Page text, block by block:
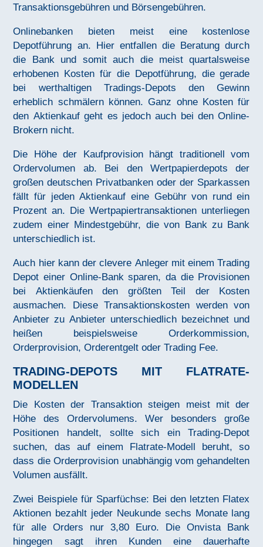
Transaktionsgebühren und Börsengebühren.
Onlinebanken bieten meist eine kostenlose
Depotführung an. Hier entfallen die Beratung durch
die Bank und somit auch die meist quartalsweise
erhobenen Kosten für die Depotführung, die gerade
bei werthaltigen Tradings-Depots den Gewinn
erheblich schmälern können. Ganz ohne Kosten für
den Aktienkauf geht es jedoch auch bei den Online-
Brokern nicht.
Die Höhe der Kaufprovision hängt traditionell vom
Ordervolumen ab. Bei den Wertpapierdepots der
großen deutschen Privatbanken oder der Sparkassen
fällt für jeden Aktienkauf eine Gebühr von rund ein
Prozent an. Die Wertpapiertransaktionen unterliegen
zudem einer Mindestgebühr, die von Bank zu Bank
unterschiedlich ist.
Auch hier kann der clevere Anleger mit einem Trading
Depot einer Online-Bank sparen, da die Provisionen
bei Aktienkäufen den größten Teil der Kosten
ausmachen. Diese Transaktionskosten werden von
Anbieter zu Anbieter unterschiedlich bezeichnet und
heißen beispielsweise Orderkommission,
Orderprovision, Orderentgelt oder Trading Fee.
TRADING-DEPOTS MIT FLATRATE-
MODELLEN
Die Kosten der Transaktion steigen meist mit der
Höhe des Ordervolumens. Wer besonders große
Positionen handelt, sollte sich ein Trading-Depot
suchen, das auf einem Flatrate-Modell beruht, so
dass die Orderprovision unabhängig vom gehandelten
Volumen ausfällt.
Zwei Beispiele für Sparfüchse: Bei den letzten Flatex
Aktionen bezahlt jeder Neukunde sechs Monate lang
für alle Orders nur 3,80 Euro. Die Onvista Bank
hingegen sagt ihren Kunden eine dauerhafte